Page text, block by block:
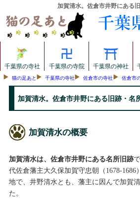
加賀清水。佐倉市井野にある
千葉県の寺社 千葉県の寺院 千葉県の神社
猫の足あと 千葉県の寺社 佐倉市の寺社 佐倉市
加賀清水。佐倉市井野にある旧跡・名
加賀清水の概要
加賀清水は、佐倉市井野にある名所旧跡
代佐倉藩主大久保加賀守忠朝（1678-1686
地で、井野清水とも、藩主に因んで加賀
た。